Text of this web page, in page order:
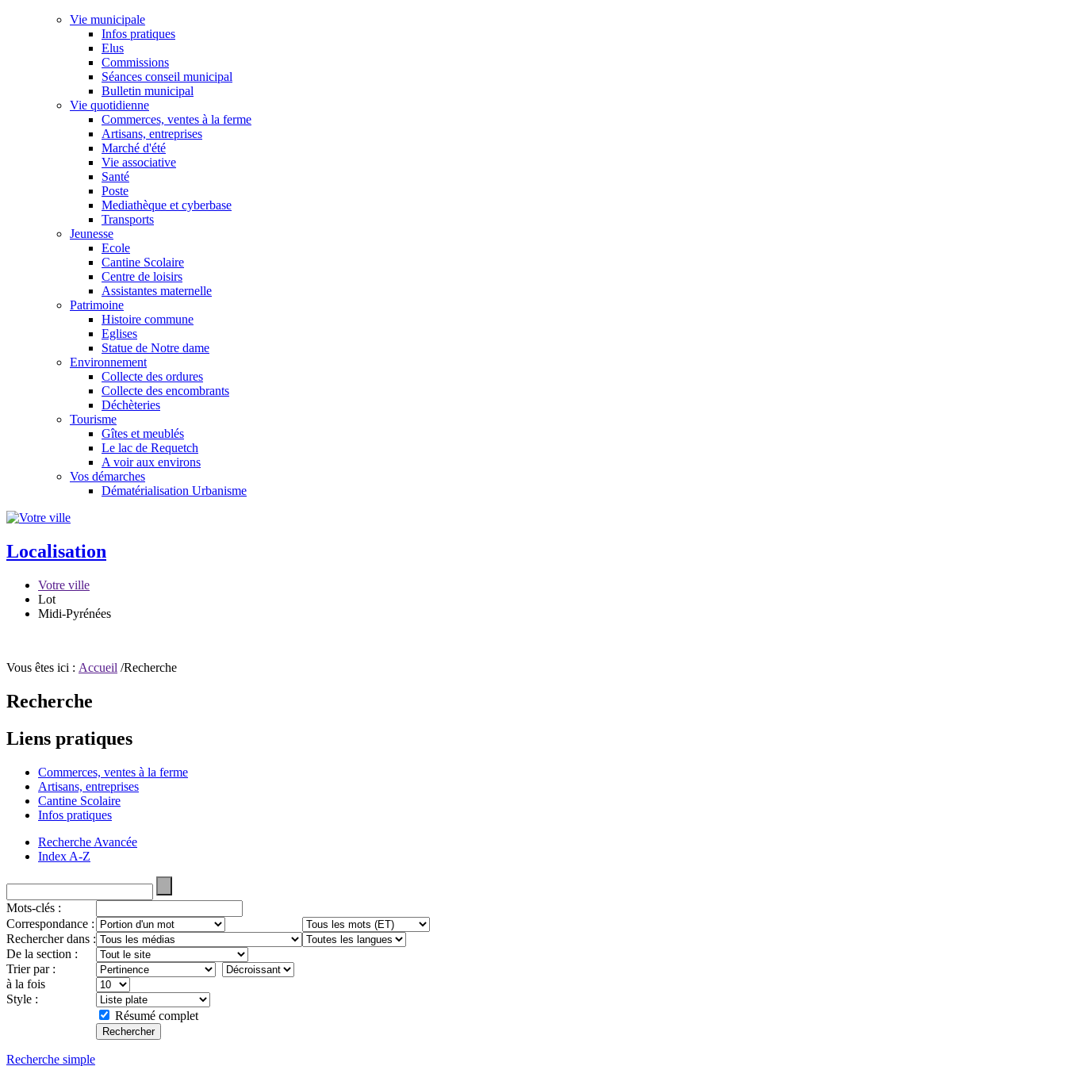
Vie municipale
Infos pratiques
Elus
Commissions
Séances conseil municipal
Bulletin municipal
Vie quotidienne
Commerces, ventes à la ferme
Artisans, entreprises
Marché d'été
Vie associative
Santé
Poste
Mediathèque et cyberbase
Transports
Jeunesse
Ecole
Cantine Scolaire
Centre de loisirs
Assistantes maternelle
Patrimoine
Histoire commune
Eglises
Statue de Notre dame
Environnement
Collecte des ordures
Collecte des encombrants
Déchèteries
Tourisme
Gîtes et meublés
Le lac de Requetch
A voir aux environs
Vos démarches
Dématérialisation Urbanisme
Localisation
Votre ville
Lot
Midi-Pyrénées
Vous êtes ici : Accueil /Recherche
Recherche
Liens pratiques
Commerces, ventes à la ferme
Artisans, entreprises
Cantine Scolaire
Infos pratiques
Recherche Avancée
Index A-Z
Mots-clés :
Correspondance :
Rechercher dans :
De la section :
Trier par :
à la fois
Style :
Résumé complet
Recherche simple